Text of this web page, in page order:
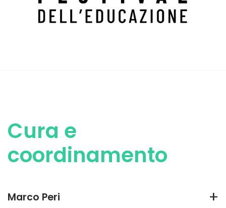
Cura e
coordinamento
Marco Peri +